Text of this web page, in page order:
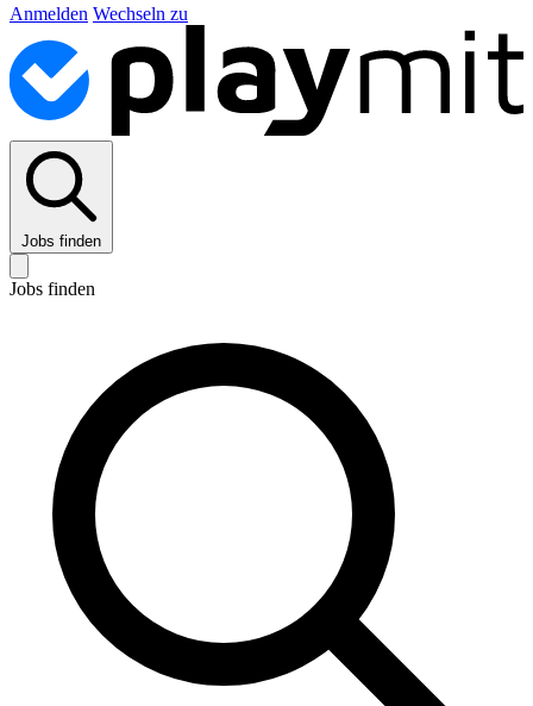
Anmelden Wechseln zu
Jobs finden
Jobs finden